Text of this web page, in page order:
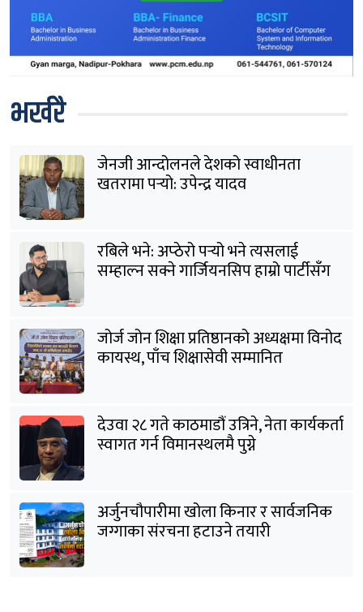
भर्खरै
जेनजी आन्दोलनले देशको स्वाधीनता
खतरामा पर्‍यो: उपेन्द्र यादव
रबिले भने: अप्ठेरो पर्‍यो भने त्यसलाई
सम्हाल्न सक्ने गार्जियनसिप हाम्रो पार्टीसँग
जोर्ज जोन शिक्षा प्रतिष्ठानको अध्यक्षमा विनोद
कायस्थ, पाँच शिक्षासेवी सम्मानित
देउवा २८ गते काठमाडौं उत्रिने, नेता कार्यकर्ता
स्वागत गर्न विमानस्थलमै पुग्ने
अर्जुनचौपारीमा खोला किनार र सार्वजनिक
जग्गाका संरचना हटाउने तयारी